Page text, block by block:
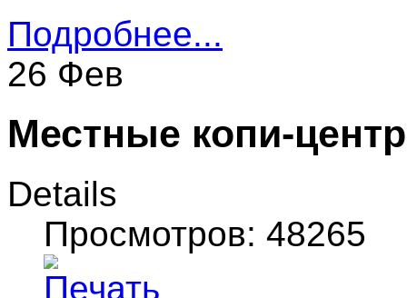
Подробнее...
26 Фев
Местные копи-
Details
Просмотров: 48265